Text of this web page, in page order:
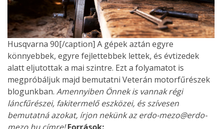
Husqvarna 90[/caption] A gépek aztán egyre
könnyebbek, egyre fejlettebbek lettek, és évtizedek
alatt eljutottak a mai szintre. Ezt a folyamatot is
megpróbáljuk majd bemutatni Veterán motorfűrészek
blogunkban. Amennyiben Önnek is vannak régi
láncfűrészei, fakitermelő eszközei, és szívesen
bemutatná azokat, írjon nekünk az erdo-mezo@erdo-